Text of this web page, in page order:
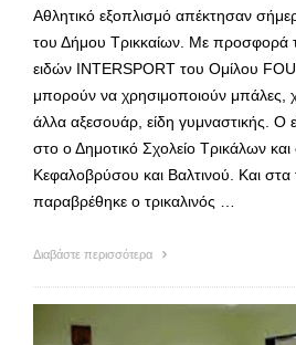
Αθλητικό εξοπλισμό απέκτησαν
του Δήμου Τρικκαίων. Με προσφορά
ειδών INTERSPORT του Ομίλου
μπορούν να χρησιμοποιούν μπάλες,
άλλα αξεσουάρ, είδη γυμναστικής. Ο
στο ο Δημοτικό Σχολείο Τρικάλων
Κεφαλοβρύσου και Βαλτινού. Και στα
παραβρέθηκε ο τρικαλινός …
Διαβάστε περισσότερα